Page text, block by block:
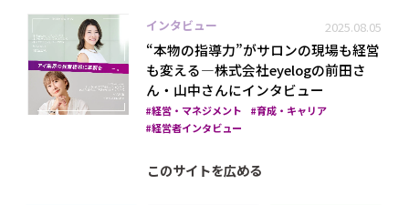
インタビュー 2025.08.05
“本物の指導力”がサロンの現場も経営
も変える―株式会社eyelogの前田さ
ん・山中さんにインタビュー
経営・マネジメント
育成・キャリア
経営者インタビュー
このサイトを広める